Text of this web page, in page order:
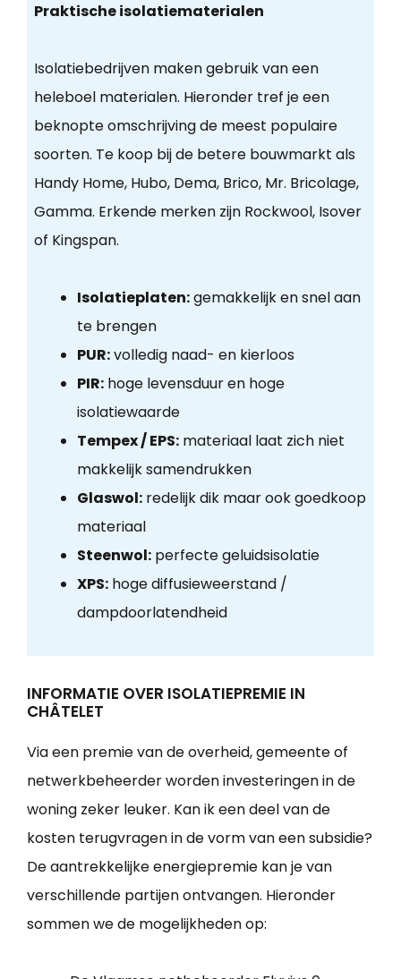
Praktische isolatiematerialen
Isolatiebedrijven maken gebruik van een
heleboel materialen. Hieronder tref je een
beknopte omschrijving de meest populaire
soorten. Te koop bij de betere bouwmarkt als
Handy Home, Hubo, Dema, Brico, Mr. Bricolage,
Gamma. Erkende merken zijn Rockwool, Isover
of Kingspan.
Isolatieplaten:gemakkelijk en snel aan
te brengen
PUR:volledig naad- en kierloos
PIR:hoge levensduur en hoge
isolatiewaarde
Tempex / EPS:materiaal laat zich niet
makkelijk samendrukken
Glaswol:redelijk dik maar ook goedkoop
materiaal
Steenwol:perfecte geluidsisolatie
XPS:hoge diffusieweerstand /
dampdoorlatendheid
INFORMATIE OVER ISOLATIEPREMIE IN
CHÂTELET
Via een premie van de overheid, gemeente of
netwerkbeheerder worden investeringen in de
woning zeker leuker. Kan ik een deel van de
kosten terugvragen in de vorm van een subsidie?
De aantrekkelijke energiepremie kan je van
verschillende partijen ontvangen. Hieronder
sommen we de mogelijkheden op: